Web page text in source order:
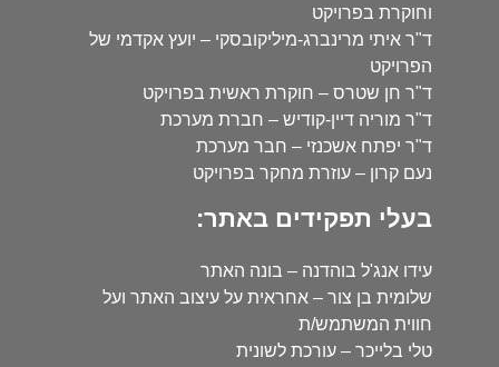
וחוקרת בפרויקט
ד"ר איתי מרינברג-מיליקובסקי – יועץ אקדמי של
הפרויקט
ד"ר חן שטרס – חוקרת ראשית בפרויקט
ד"ר מוריה דיין-קודיש – חברת מערכת
ד"ר יפתח אשכנזי – חבר מערכת
נעם קרון – עוזרת מחקר בפרויקט
בעלי תפקידים באתר:
עידו אנג'ל בוהדנה – בונה האתר
שלומית בן צור – אחראית על עיצוב האתר ועל
חווית המשתמש/ת
טלי בלייכר – עורכת לשונית